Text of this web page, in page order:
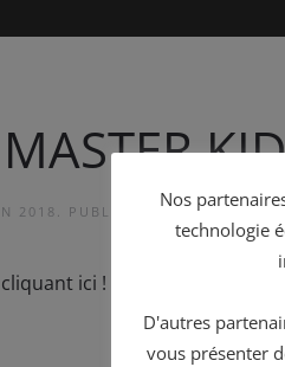
2018 . PUBLIÉ DANSNEWS MX
ici ! Puis clic droit sur
Nos
technologie
D'autres
vous présenter